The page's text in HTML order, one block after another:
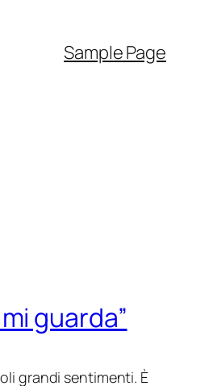
Sample Page
guarda”
grandi sentimenti. È